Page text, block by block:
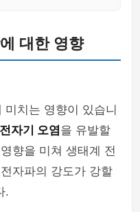
대한 영향
치는 영향이 있습니
자기 오염을 유발할
향을 미쳐 생태계 전
자파의 강도가 강할
.